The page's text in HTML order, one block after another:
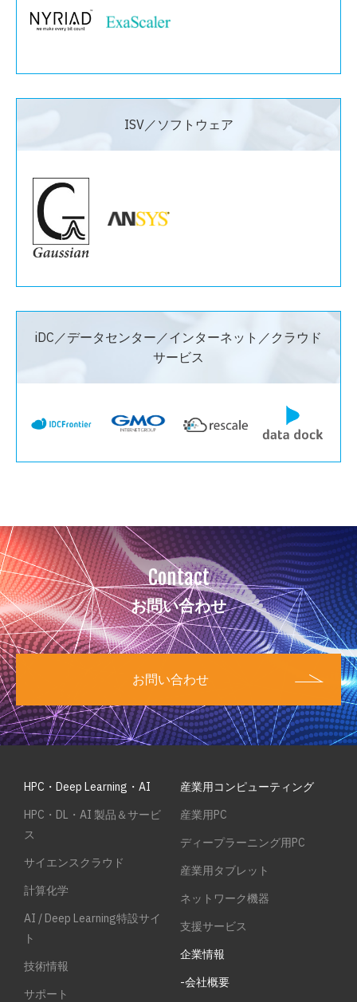
ISV／ソフトウェア
iDC／データセンター／インターネット／クラウド
サービス
Contact
お問い合わせ
お問い合わせ
HPC・Deep Learning・AI
HPC・DL・AI 製品＆サービ
ス
サイエンスクラウド
計算化学
AI / Deep Learning特設サイ
ト
技術情報
サポート
産業用コンピューティング
産業用PC
ディープラーニング用PC
産業用タブレット
ネットワーク機器
支援サービス
企業情報
-会社概要